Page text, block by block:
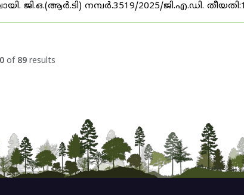
ജി.ഒ.(ആർ.ടി) നമ്പർ.3519/2025/ജി.എ.ഡി.
of 89 results